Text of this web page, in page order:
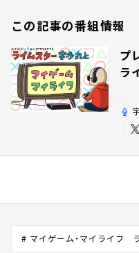
この記事の番組情報
プ
ラ
# マイゲーム・マイライフ